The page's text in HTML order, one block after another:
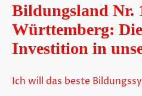
Bildungsland Nr.
Württemberg:
Investition in
Ich will das beste